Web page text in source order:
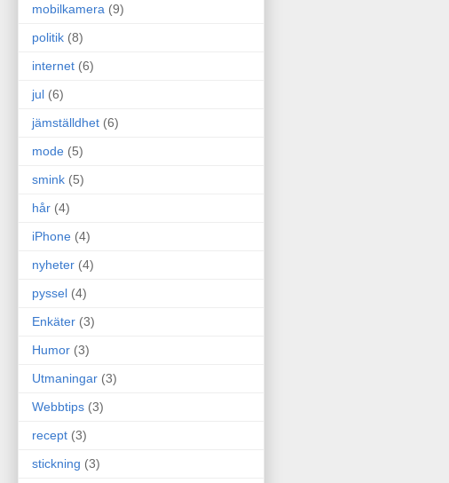
mobilkamera (9)
politik (8)
internet (6)
jul (6)
jämställdhet (6)
mode (5)
smink (5)
hår (4)
iPhone (4)
nyheter (4)
pyssel (4)
Enkäter (3)
Humor (3)
Utmaningar (3)
Webbtips (3)
recept (3)
stickning (3)